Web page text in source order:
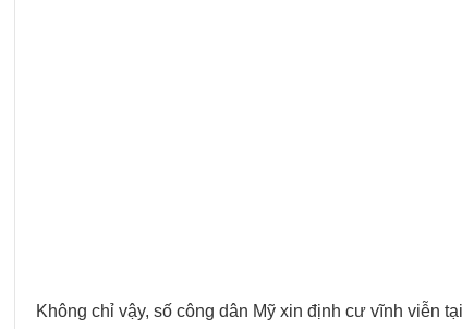
Không chỉ vậy, số công dân Mỹ xin định cư vĩnh viễn